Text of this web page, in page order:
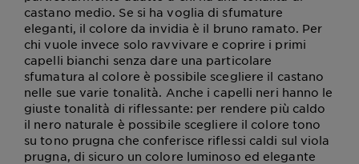
castano medio. Se si ha voglia di sfumature
eleganti, il colore da invidia è il bruno ramato. Per
chi vuole invece solo ravvivare e coprire i primi
capelli bianchi senza dare una particolare
sfumatura al colore è possibile scegliere il castano
nelle sue varie tonalità. Anche i capelli neri hanno le
giuste tonalità di riflessante: per rendere più caldo
il nero naturale è possibile scegliere il colore tono
su tono prugna che conferisce riflessi caldi sul viola
prugna, di sicuro un colore luminoso ed elegante